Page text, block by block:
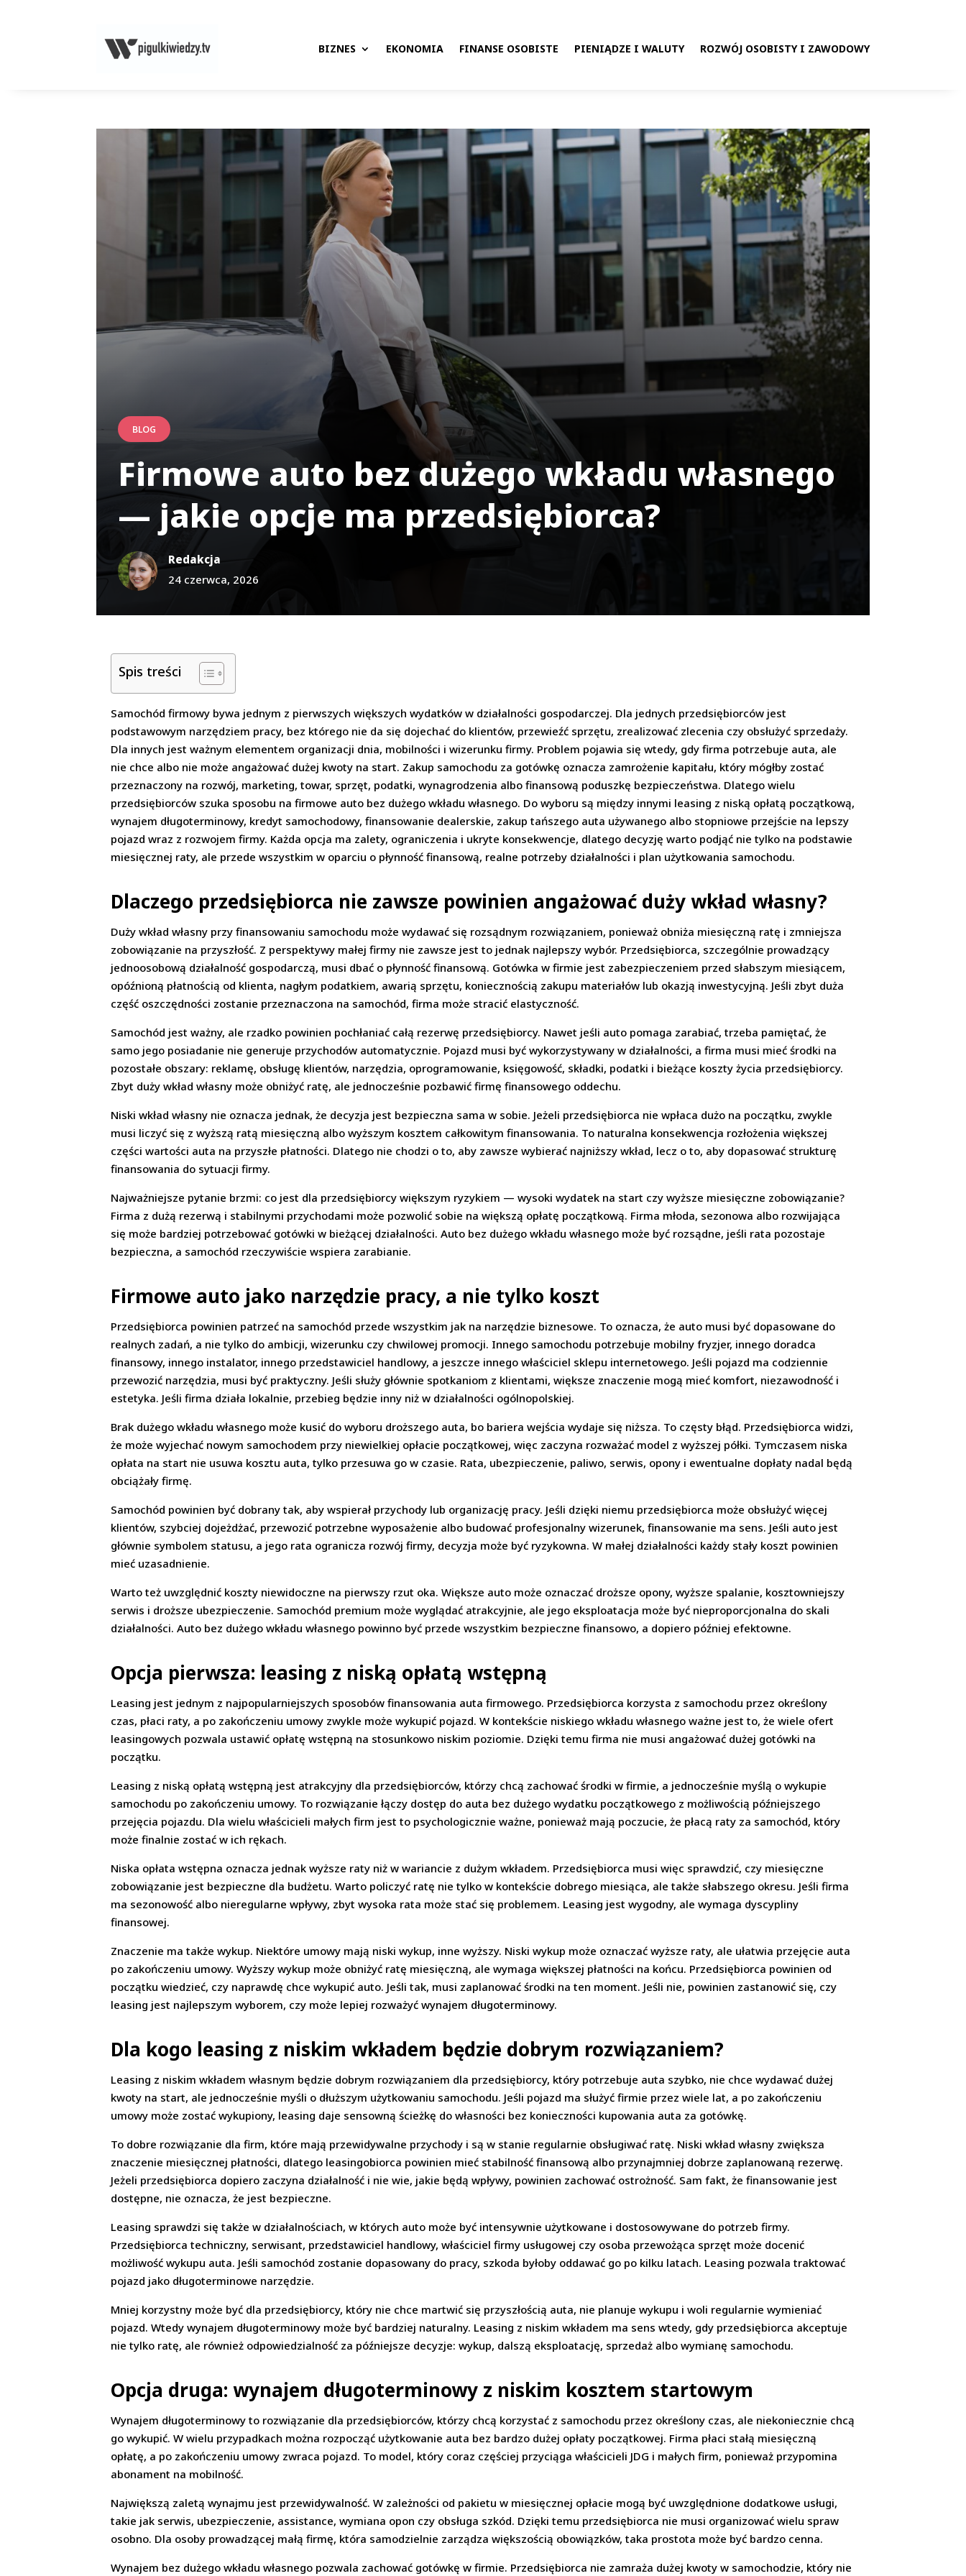
BIZNES EKONOMIA FINANSE OSOBISTE PIENIĄDZE I WALUTY ROZWÓJ OSOBISTY I ZAWODOWY
BLOG
Firmowe auto bez dużego wkładu własnego
— jakie opcje ma przedsiębiorca?
Redakcja
24 czerwca, 2026
Spis treści
Samochód firmowy bywa jednym z pierwszych większych wydatków w działalności gospodarczej. Dla jednych przedsiębiorców jest
podstawowym narzędziem pracy, bez którego nie da się dojechać do klientów, przewieźć sprzętu, zrealizować zlecenia czy obsłużyć sprzedaży.
Dla innych jest ważnym elementem organizacji dnia, mobilności i wizerunku firmy. Problem pojawia się wtedy, gdy firma potrzebuje auta, ale
nie chce albo nie może angażować dużej kwoty na start. Zakup samochodu za gotówkę oznacza zamrożenie kapitału, który mógłby zostać
przeznaczony na rozwój, marketing, towar, sprzęt, podatki, wynagrodzenia albo finansową poduszkę bezpieczeństwa. Dlatego wielu
przedsiębiorców szuka sposobu na firmowe auto bez dużego wkładu własnego. Do wyboru są między innymi leasing z niską opłatą początkową,
wynajem długoterminowy, kredyt samochodowy, finansowanie dealerskie, zakup tańszego auta używanego albo stopniowe przejście na lepszy
pojazd wraz z rozwojem firmy. Każda opcja ma zalety, ograniczenia i ukryte konsekwencje, dlatego decyzję warto podjąć nie tylko na podstawie
miesięcznej raty, ale przede wszystkim w oparciu o płynność finansową, realne potrzeby działalności i plan użytkowania samochodu.
Dlaczego przedsiębiorca nie zawsze powinien angażować duży wkład własny?
Duży wkład własny przy finansowaniu samochodu może wydawać się rozsądnym rozwiązaniem, ponieważ obniża miesięczną ratę i zmniejsza
zobowiązanie na przyszłość. Z perspektywy małej firmy nie zawsze jest to jednak najlepszy wybór. Przedsiębiorca, szczególnie prowadzący
jednoosobową działalność gospodarczą, musi dbać o płynność finansową. Gotówka w firmie jest zabezpieczeniem przed słabszym miesiącem,
opóźnioną płatnością od klienta, nagłym podatkiem, awarią sprzętu, koniecznością zakupu materiałów lub okazją inwestycyjną. Jeśli zbyt duża
część oszczędności zostanie przeznaczona na samochód, firma może stracić elastyczność.
Samochód jest ważny, ale rzadko powinien pochłaniać całą rezerwę przedsiębiorcy. Nawet jeśli auto pomaga zarabiać, trzeba pamiętać, że
samo jego posiadanie nie generuje przychodów automatycznie. Pojazd musi być wykorzystywany w działalności, a firma musi mieć środki na
pozostałe obszary: reklamę, obsługę klientów, narzędzia, oprogramowanie, księgowość, składki, podatki i bieżące koszty życia przedsiębiorcy.
Zbyt duży wkład własny może obniżyć ratę, ale jednocześnie pozbawić firmę finansowego oddechu.
Niski wkład własny nie oznacza jednak, że decyzja jest bezpieczna sama w sobie. Jeżeli przedsiębiorca nie wpłaca dużo na początku, zwykle
musi liczyć się z wyższą ratą miesięczną albo wyższym kosztem całkowitym finansowania. To naturalna konsekwencja rozłożenia większej
części wartości auta na przyszłe płatności. Dlatego nie chodzi o to, aby zawsze wybierać najniższy wkład, lecz o to, aby dopasować strukturę
finansowania do sytuacji firmy.
Najważniejsze pytanie brzmi: co jest dla przedsiębiorcy większym ryzykiem — wysoki wydatek na start czy wyższe miesięczne zobowiązanie?
Firma z dużą rezerwą i stabilnymi przychodami może pozwolić sobie na większą opłatę początkową. Firma młoda, sezonowa albo rozwijająca
się może bardziej potrzebować gotówki w bieżącej działalności. Auto bez dużego wkładu własnego może być rozsądne, jeśli rata pozostaje
bezpieczna, a samochód rzeczywiście wspiera zarabianie.
Firmowe auto jako narzędzie pracy, a nie tylko koszt
Przedsiębiorca powinien patrzeć na samochód przede wszystkim jak na narzędzie biznesowe. To oznacza, że auto musi być dopasowane do
realnych zadań, a nie tylko do ambicji, wizerunku czy chwilowej promocji. Innego samochodu potrzebuje mobilny fryzjer, innego doradca
finansowy, innego instalator, innego przedstawiciel handlowy, a jeszcze innego właściciel sklepu internetowego. Jeśli pojazd ma codziennie
przewozić narzędzia, musi być praktyczny. Jeśli służy głównie spotkaniom z klientami, większe znaczenie mogą mieć komfort, niezawodność i
estetyka. Jeśli firma działa lokalnie, przebieg będzie inny niż w działalności ogólnopolskiej.
Brak dużego wkładu własnego może kusić do wyboru droższego auta, bo bariera wejścia wydaje się niższa. To częsty błąd. Przedsiębiorca widzi,
że może wyjechać nowym samochodem przy niewielkiej opłacie początkowej, więc zaczyna rozważać model z wyższej półki. Tymczasem niska
opłata na start nie usuwa kosztu auta, tylko przesuwa go w czasie. Rata, ubezpieczenie, paliwo, serwis, opony i ewentualne dopłaty nadal będą
obciążały firmę.
Samochód powinien być dobrany tak, aby wspierał przychody lub organizację pracy. Jeśli dzięki niemu przedsiębiorca może obsłużyć więcej
klientów, szybciej dojeżdżać, przewozić potrzebne wyposażenie albo budować profesjonalny wizerunek, finansowanie ma sens. Jeśli auto jest
głównie symbolem statusu, a jego rata ogranicza rozwój firmy, decyzja może być ryzykowna. W małej działalności każdy stały koszt powinien
mieć uzasadnienie.
Warto też uwzględnić koszty niewidoczne na pierwszy rzut oka. Większe auto może oznaczać droższe opony, wyższe spalanie, kosztowniejszy
serwis i droższe ubezpieczenie. Samochód premium może wyglądać atrakcyjnie, ale jego eksploatacja może być nieproporcjonalna do skali
działalności. Auto bez dużego wkładu własnego powinno być przede wszystkim bezpieczne finansowo, a dopiero później efektowne.
Opcja pierwsza: leasing z niską opłatą wstępną
Leasing jest jednym z najpopularniejszych sposobów finansowania auta firmowego. Przedsiębiorca korzysta z samochodu przez określony
czas, płaci raty, a po zakończeniu umowy zwykle może wykupić pojazd. W kontekście niskiego wkładu własnego ważne jest to, że wiele ofert
leasingowych pozwala ustawić opłatę wstępną na stosunkowo niskim poziomie. Dzięki temu firma nie musi angażować dużej gotówki na
początku.
Leasing z niską opłatą wstępną jest atrakcyjny dla przedsiębiorców, którzy chcą zachować środki w firmie, a jednocześnie myślą o wykupie
samochodu po zakończeniu umowy. To rozwiązanie łączy dostęp do auta bez dużego wydatku początkowego z możliwością późniejszego
przejęcia pojazdu. Dla wielu właścicieli małych firm jest to psychologicznie ważne, ponieważ mają poczucie, że płacą raty za samochód, który
może finalnie zostać w ich rękach.
Niska opłata wstępna oznacza jednak wyższe raty niż w wariancie z dużym wkładem. Przedsiębiorca musi więc sprawdzić, czy miesięczne
zobowiązanie jest bezpieczne dla budżetu. Warto policzyć ratę nie tylko w kontekście dobrego miesiąca, ale także słabszego okresu. Jeśli firma
ma sezonowość albo nieregularne wpływy, zbyt wysoka rata może stać się problemem. Leasing jest wygodny, ale wymaga dyscypliny
finansowej.
Znaczenie ma także wykup. Niektóre umowy mają niski wykup, inne wyższy. Niski wykup może oznaczać wyższe raty, ale ułatwia przejęcie auta
po zakończeniu umowy. Wyższy wykup może obniżyć ratę miesięczną, ale wymaga większej płatności na końcu. Przedsiębiorca powinien od
początku wiedzieć, czy naprawdę chce wykupić auto. Jeśli tak, musi zaplanować środki na ten moment. Jeśli nie, powinien zastanowić się, czy
leasing jest najlepszym wyborem, czy może lepiej rozważyć wynajem długoterminowy.
Dla kogo leasing z niskim wkładem będzie dobrym rozwiązaniem?
Leasing z niskim wkładem własnym będzie dobrym rozwiązaniem dla przedsiębiorcy, który potrzebuje auta szybko, nie chce wydawać dużej
kwoty na start, ale jednocześnie myśli o dłuższym użytkowaniu samochodu. Jeśli pojazd ma służyć firmie przez wiele lat, a po zakończeniu
umowy może zostać wykupiony, leasing daje sensowną ścieżkę do własności bez konieczności kupowania auta za gotówkę.
To dobre rozwiązanie dla firm, które mają przewidywalne przychody i są w stanie regularnie obsługiwać ratę. Niski wkład własny zwiększa
znaczenie miesięcznej płatności, dlatego leasingobiorca powinien mieć stabilność finansową albo przynajmniej dobrze zaplanowaną rezerwę.
Jeżeli przedsiębiorca dopiero zaczyna działalność i nie wie, jakie będą wpływy, powinien zachować ostrożność. Sam fakt, że finansowanie jest
dostępne, nie oznacza, że jest bezpieczne.
Leasing sprawdzi się także w działalnościach, w których auto może być intensywnie użytkowane i dostosowywane do potrzeb firmy.
Przedsiębiorca techniczny, serwisant, przedstawiciel handlowy, właściciel firmy usługowej czy osoba przewożąca sprzęt może docenić
możliwość wykupu auta. Jeśli samochód zostanie dopasowany do pracy, szkoda byłoby oddawać go po kilku latach. Leasing pozwala traktować
pojazd jako długoterminowe narzędzie.
Mniej korzystny może być dla przedsiębiorcy, który nie chce martwić się przyszłością auta, nie planuje wykupu i woli regularnie wymieniać
pojazd. Wtedy wynajem długoterminowy może być bardziej naturalny. Leasing z niskim wkładem ma sens wtedy, gdy przedsiębiorca akceptuje
nie tylko ratę, ale również odpowiedzialność za późniejsze decyzje: wykup, dalszą eksploatację, sprzedaż albo wymianę samochodu.
Opcja druga: wynajem długoterminowy z niskim kosztem startowym
Wynajem długoterminowy to rozwiązanie dla przedsiębiorców, którzy chcą korzystać z samochodu przez określony czas, ale niekoniecznie chcą
go wykupić. W wielu przypadkach można rozpocząć użytkowanie auta bez bardzo dużej opłaty początkowej. Firma płaci stałą miesięczną
opłatę, a po zakończeniu umowy zwraca pojazd. To model, który coraz częściej przyciąga właścicieli JDG i małych firm, ponieważ przypomina
abonament na mobilność.
Największą zaletą wynajmu jest przewidywalność. W zależności od pakietu w miesięcznej opłacie mogą być uwzględnione dodatkowe usługi,
takie jak serwis, ubezpieczenie, assistance, wymiana opon czy obsługa szkód. Dzięki temu przedsiębiorca nie musi organizować wielu spraw
osobno. Dla osoby prowadzącej małą firmę, która samodzielnie zarządza większością obowiązków, taka prostota może być bardzo cenna.
Wynajem bez dużego wkładu własnego pozwala zachować gotówkę w firmie. Przedsiębiorca nie zamraża dużej kwoty w samochodzie, który nie